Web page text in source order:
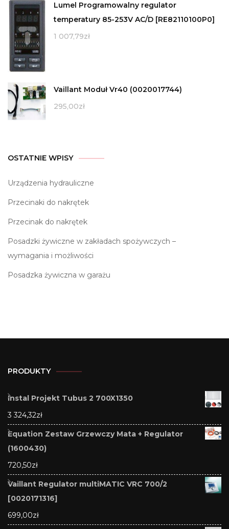
Lumel Programowalny regulator
temperatury 85-253V AC/D [RE82110100P0]
1 007,79zł
Vaillant Moduł Vr40 (0020017744)
295,00zł
OSTATNIE WPISY
Urządzenia hydrauliczne
Przecinaki do nakrętek
Przecinak do nakrętek
Posadzki żywiczne w zakładach spożywczych –
wymagania i możliwości
Posadzka żywiczna w garażu
PRODUKTY
Instal Projekt Tubus 2 700X1350
3 324,32zł
Equation Zestaw Grzewczy Mata + Regulator
(1600430)
720,50zł
Vaillant Regulator multiMATIC VRC 700/2
[0020171316]
699,00zł